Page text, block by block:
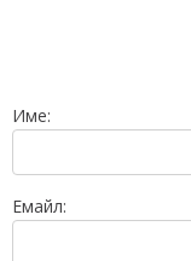
Име:
Емайл: